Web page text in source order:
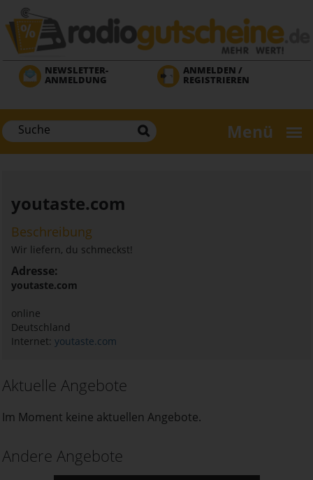
Direkt
zum
Inhalt
NEWSLETTER-
ANMELDUNG
ANMELDEN /
REGISTRIEREN
Menü
youtaste.com
Beschreibung
Wir liefern, du schmeckst!
Adresse:
youtaste.com
online
Deutschland
Internet: youtaste.com
Aktuelle Angebote
Im Moment keine aktuellen Angebote.
Andere Angebote